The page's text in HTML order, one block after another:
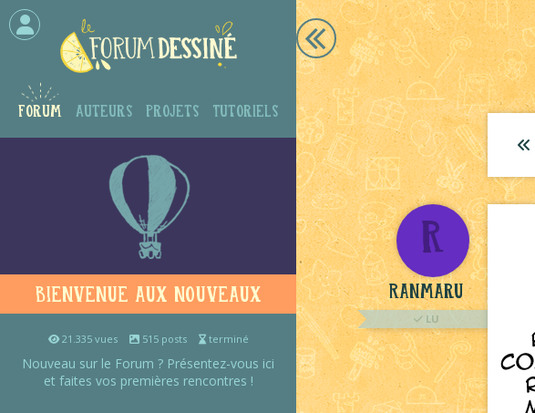
Forum Auteurs Projets Tutoriels
Bienvenue aux nouveaux
21.335 vues 515 posts terminé
Nouveau sur le Forum ? Présentez-vous ici
et faites vos premières rencontres !
R
Ranmaru
LU